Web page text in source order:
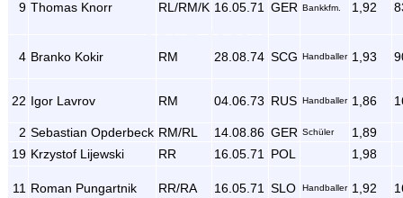
9 Thomas Knorr RL/RM/K 16.05.71 GER Bankkfm. 1,92
4 Branko Kokir RM 28.08.74 SCG Handballer 1,93
22 Igor Lavrov RM 04.06.73 RUS Handballer 1,86
2 Sebastian Opderbeck RM/RL 14.08.86 GER Schüler
1,89
19 Krzystof Lijewski RR 16.05.71 POL 1,98
11 Roman Pungartnik RR/RA 16.05.71 SLO Handballer 1,92